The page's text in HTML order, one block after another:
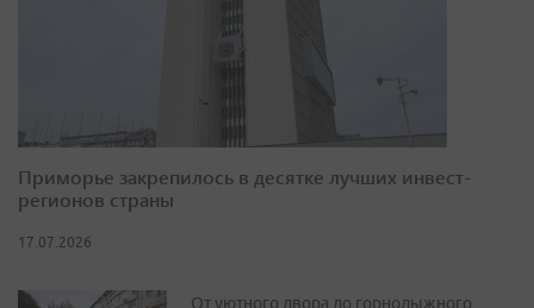
Приморье закрепилось в десятке лучших инвест-
регионов страны
17.07.2026
От уютного двора до горнолыжного